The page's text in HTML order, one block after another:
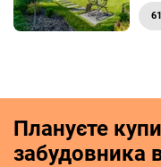
Плануєте
забудовника